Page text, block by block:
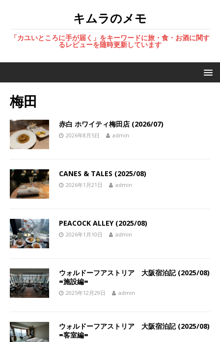
キムラのメモ
「カユいところに手が届く」をキーワードに旅・食・お酒に関す
るレビューを随時更新しています
梅田
赤白 ホワイティ梅田店 (2026/07)
2026年8月5日 admin
CANES & TALES (2025/08)
2026年1月21日 admin
PEACOCK ALLEY (2025/08)
2026年1月10日 admin
ウォルドーフアストリア 大阪宿泊記 (2025/08)
=施設編=
2025年12月29日 admin
ウォルドーフアストリア 大阪宿泊記 (2025/08)
=客室編=